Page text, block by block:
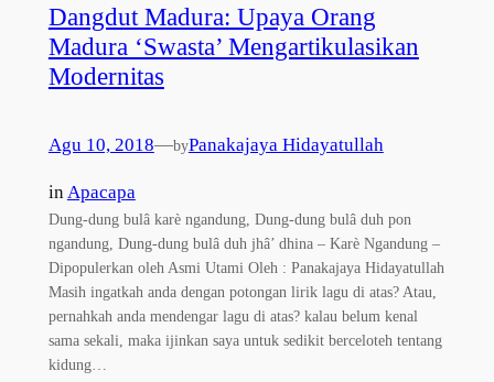
Dangdut Madura: Upaya Orang
Madura ‘Swasta’ Mengartikulasikan
Modernitas
Agu 10, 2018—byPanakajaya Hidayatullah
in Apacapa
Dung-dung bulâ karè ngandung, Dung-dung bulâ duh pon
ngandung, Dung-dung bulâ duh jhâ’ dhina – Karè Ngandung –
Dipopulerkan oleh Asmi Utami Oleh : Panakajaya Hidayatullah
Masih ingatkah anda dengan potongan lirik lagu di atas? Atau,
pernahkah anda mendengar lagu di atas? kalau belum kenal
sama sekali, maka ijinkan saya untuk sedikit berceloteh tentang
kidung…